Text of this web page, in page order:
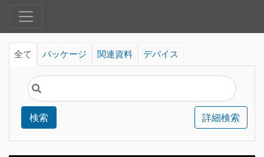
全て パッケージ 関連資料 デバイス
検索 詳細検索